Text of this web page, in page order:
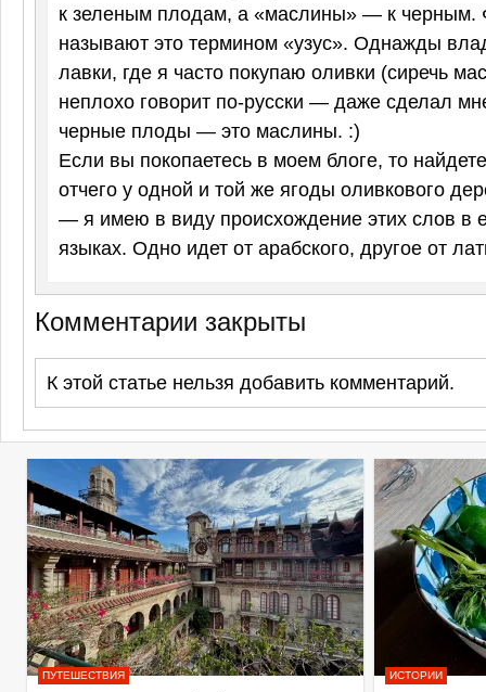
к зеленым плодам, а «маслины» — к черным.
называют это термином «узус». Однажды
лавки, где я часто покупаю оливки (сиречь
неплохо говорит по-русски — даже сделал
черные плоды — это маслины. :)
Если вы покопаетесь в моем блоге, то
отчего у одной и той же ягоды оливкового
— я имею в виду происхождение этих слов в
языках. Одно идет от арабского, другое от
Комментарии закрыты
К этой статье нельзя добавить комментарий.
ПУТЕШЕСТВИЯ ИСТОРИИ